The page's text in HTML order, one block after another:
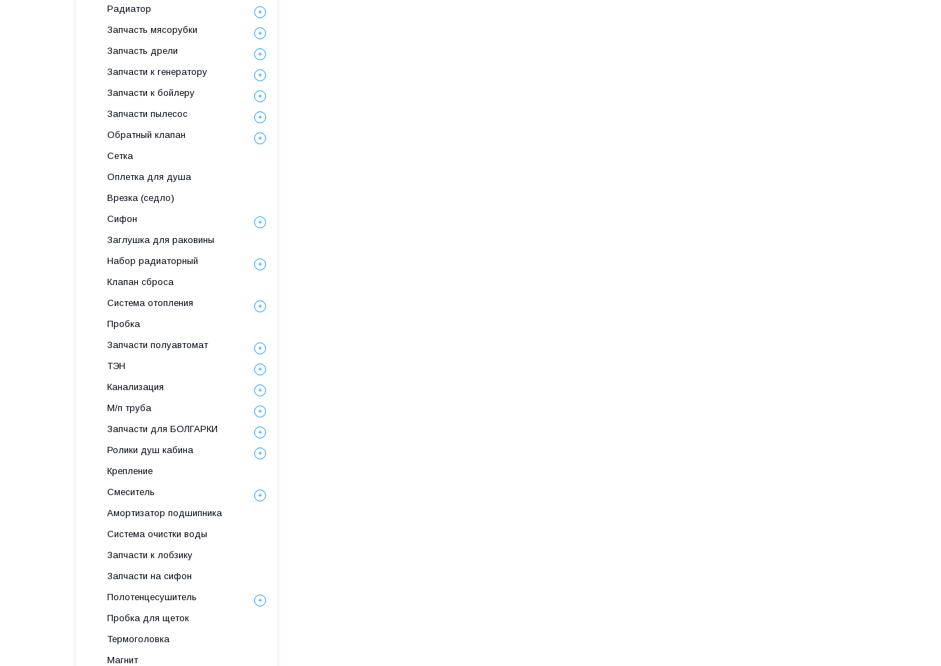
Радиатор
Запчасть мясорубки
Запчасть дрели
Запчасти к генератору
Запчасти к бойлеру
Запчасти пылесос
Обратный клапан
Сетка
Оплетка для душа
Врезка (седло)
Сифон
Заглушка для раковины
Набор радиаторный
Клапан сброса
Система отопления
Пробка
Запчасти полуавтомат
ТЭН
Канализация
М/п труба
Запчасти для БОЛГАРКИ
Ролики душ кабина
Крепление
Смеситель
Амортизатор подшипника
Система очистки воды
Запчасти к лобзику
Запчасти на сифон
Полотенцесушитель
Пробка для щеток
Термоголовка
Магнит